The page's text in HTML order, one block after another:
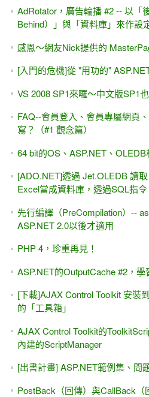
AdRotator，廣告輪播 #2 -- 以「
Behind）」與「資料庫」來作設
感恩～網友Nick提供的
[入門的危機]從 "用功的"
VS 2008 SP1來囉～中文版SP1
FAQ--會員登入、會員專屬網頁
寫？（#1 觀念篇）
64 bit的OS、ASP.NET、
[ADO.NET]透過 Jet.OLEDB 讀
Excel當成資料庫，透過SQL指
先行編譯（PreCompilation）--
ASP.NET 2.0以後才適用
PHP 4，珍重再見！
ASP.NET的OutputCache #2，學
[下載]AJAX Control Toolkit 安裝
的「工具箱」
AJAX Control Toolkit的
內建的ScriptManager
[出書計畫] ASP.NET範例集、問
PostBack（回傳）與CallBack（